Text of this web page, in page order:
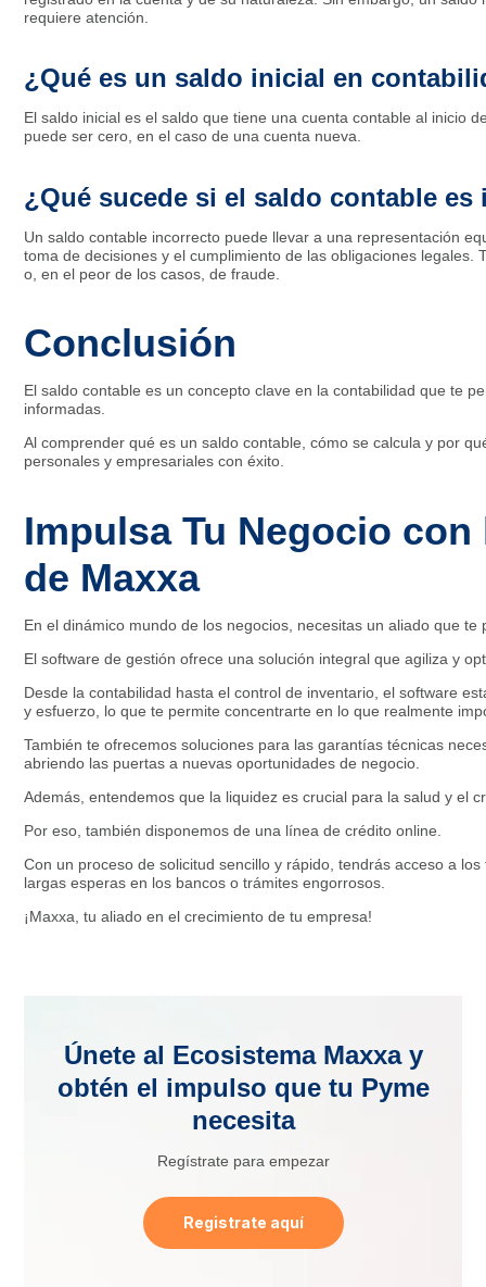
requiere atención.
¿Qué es un saldo inicial en
El saldo inicial es el saldo que tiene una cuenta contable al inicio
puede ser cero, en el caso de una cuenta nueva.
¿Qué sucede si el saldo contable es
Un saldo contable incorrecto puede llevar a una representación
toma de decisiones y el cumplimiento de las obligaciones
o, en el peor de los casos, de fraude.
Conclusión
El saldo contable es un concepto clave en la contabilidad que te
informadas.
Al comprender qué es un saldo contable, cómo se calcula y por
personales y empresariales con éxito.
Impulsa Tu Negocio
de Maxxa
En el dinámico mundo de los negocios, necesitas un aliado que
El software de gestión ofrece una solución integral que agiliza y
Desde la contabilidad hasta el control de inventario, el software
y esfuerzo, lo que te permite concentrarte en lo que realmente
También te ofrecemos soluciones para las garantías técnicas
abriendo las puertas a nuevas oportunidades de negocio.
Además, entendemos que la liquidez es crucial para la salud y el
Por eso, también disponemos de una línea de crédito online.
Con un proceso de solicitud sencillo y rápido, tendrás acceso a
largas esperas en los bancos o trámites engorrosos.
¡Maxxa, tu aliado en el crecimiento de tu empresa!
Únete al Ecosistema Maxxa y
obtén el impulso que tu Pyme
necesita
Regístrate para empezar
Registrate aquí